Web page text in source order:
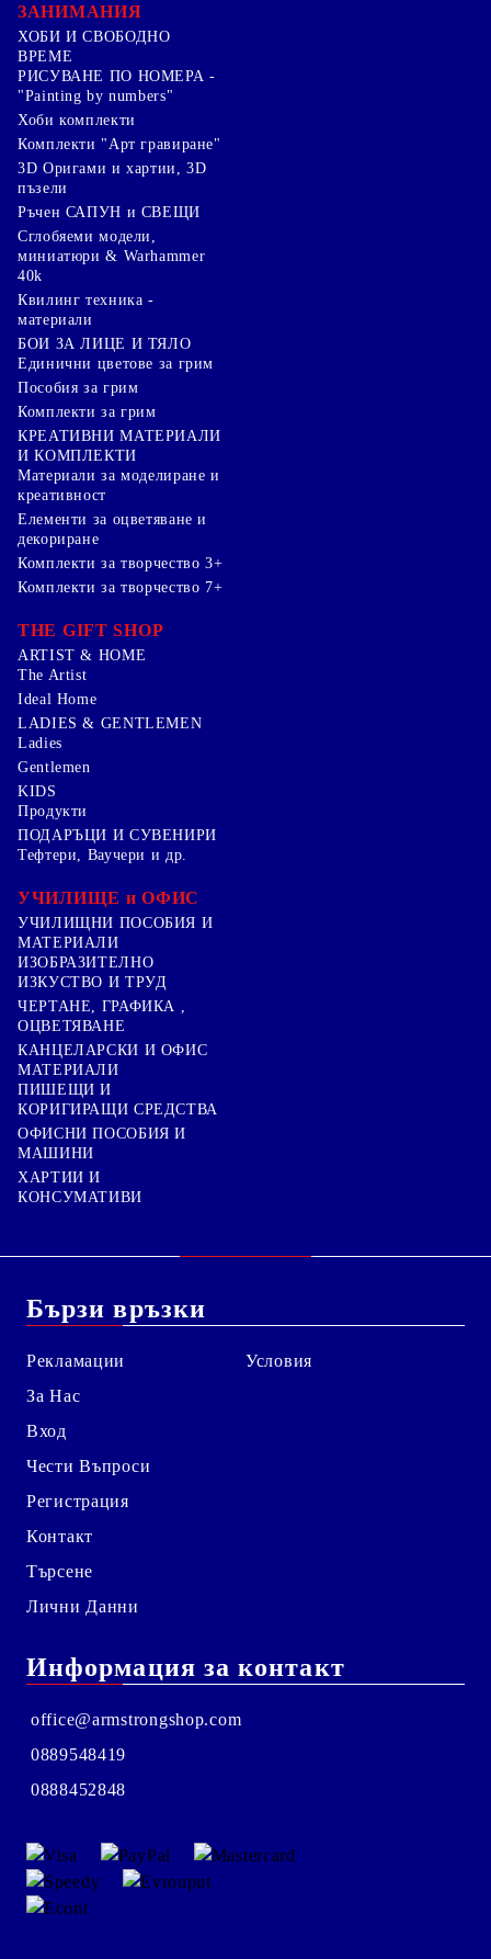
ЗАНИМАНИЯ
ХОБИ И СВОБОДНО
ВРЕМЕ
РИСУВАНЕ ПО НОМЕРА -
"Painting by numbers"
Хоби комплекти
Комплекти "Арт гравиране"
3D Оригами и хартии, 3D
пъзели
Ръчен САПУН и СВЕЩИ
Сглобяеми модели,
миниатюри & Warhammer
40k
Квилинг техника -
материали
БОИ ЗА ЛИЦЕ И ТЯЛО
Единични цветове за грим
Пособия за грим
Комплекти за грим
КРЕАТИВНИ МАТЕРИАЛИ
И КОМПЛЕКТИ
Mатериали за моделиране и
креативност
Елементи за оцветяване и
декориране
Комплекти за творчество 3+
Комплекти за творчество 7+
THE GIFT SHOP
ARTIST & HOME
The Artist
Ideal Home
LADIES & GENTLEMEN
Ladies
Gentlemen
KIDS
Продукти
ПОДАРЪЦИ И СУВЕНИРИ
Тефтери, Ваучери и др.
УЧИЛИЩЕ и ОФИС
УЧИЛИЩНИ ПОСОБИЯ И
МАТЕРИАЛИ
ИЗОБРАЗИТЕЛНО
ИЗКУСТВО И ТРУД
ЧЕРТАНЕ, ГРАФИКА ,
ОЦВЕТЯВАНЕ
КАНЦЕЛАРСКИ И ОФИС
МАТЕРИАЛИ
ПИШЕЩИ И
КОРИГИРАЩИ СРЕДСТВА
ОФИСНИ ПОСОБИЯ И
МАШИНИ
ХАРТИИ И
КОНСУМАТИВИ
Бързи връзки
Рекламации
За Нас
Вход
Чести Въпроси
Регистрация
Контакт
Търсене
Лични Данни
Условия
Информация за контакт
office@armstrongshop.com
0889548419
0888452848